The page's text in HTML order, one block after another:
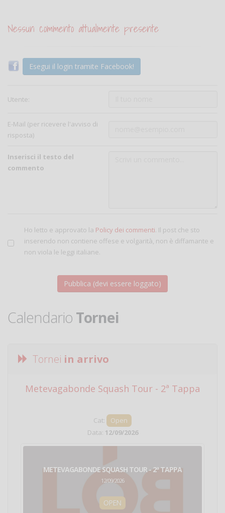
Nessun commento attualmente presente
Esegui il login tramite Facebook!
Utente:
E-Mail (per ricevere l'avviso di
risposta)
Inserisci il testo del
commento
Ho letto e approvato la Policy dei commenti. Il post che sto
inserendo non contiene offese e volgarità, non è diffamante e
non viola le leggi italiane.
Calendario Tornei
Tornei in arrivo
Metevagabonde Squash Tour - 2ª Tappa
Cat:
Open
Data: 12/09/2026
METEVAGABONDE SQUASH TOUR - 2ª TAPPA
12/09/2026
OPEN